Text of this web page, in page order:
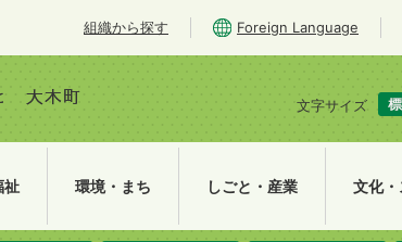
組織から探す Foreign Language
文字サイズ
祉 環境・まち しごと・産業 文化